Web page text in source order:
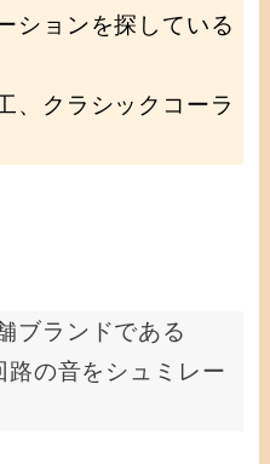
ションを探している
、クラシックコーラ
ブランドである
の音をシュミレー